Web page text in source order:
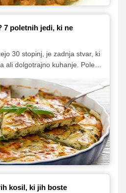
7 poletnih jedi, ki ne
30 stopinj, je zadnja stvar, ki
ali dolgotrajno kuhanje. Poleti
sedem preprostih
za vroče dni – brez
in ravno prav energije.
kosil, ki jih boste